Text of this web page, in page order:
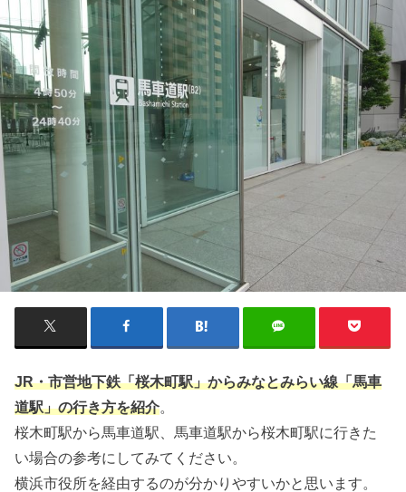
JR・市営地下鉄「桜木町駅」からみなとみらい線「馬車
道駅」の行き方を紹介
桜木町駅から馬車道駅、馬車道駅から桜木町駅に行きた
い場合の参考にしてみてください。
横浜市役所を経由するのが分かりやすいかと思います。